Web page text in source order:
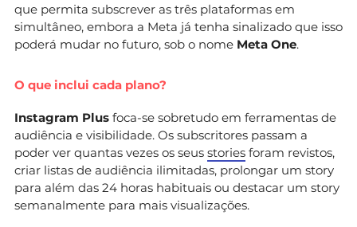
que permita subscrever as três plataformas em
simultâneo, embora a Meta já tenha sinalizado que isso
poderá mudar no futuro, sob o nome Meta One.
O que inclui cada plano?
Instagram Plus foca-se sobretudo em ferramentas de
audiência e visibilidade. Os subscritores passam a
poder ver quantas vezes os seus stories foram revistos,
criar listas de audiência ilimitadas, prolongar um story
para além das 24 horas habituais ou destacar um story
semanalmente para mais visualizações.